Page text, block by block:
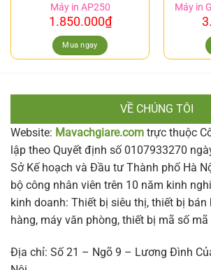
Máy in AP250
1.850.000₫
Mua ngay
Máy in
VỀ CHÚNG TÔI
Website: Mavachgiare.com trực thuộc
lập theo Quyết định số 0107933270
Sở Kế hoạch và Đầu tư Thành phố Hà
bộ công nhân viên trên 10 năm kinh
kinh doanh: Thiết bị siêu thị, thiết bị bán
hàng, máy văn phòng, thiết bị mã số
Địa chỉ: Số 21 – Ngõ 9 – Lương Đình